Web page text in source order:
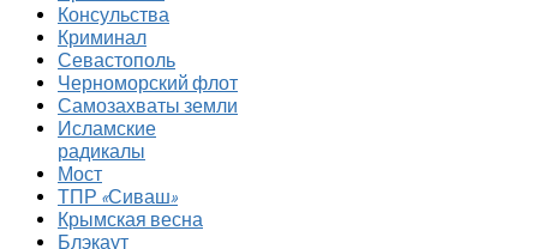
Консульства
Криминал
Севастополь
Черноморский флот
Самозахваты земли
Исламские
радикалы
Мост
ТПР «Сиваш»
Крымская весна
Блэкаут